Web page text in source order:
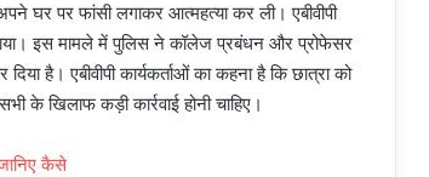
घर पर फांसी लगाकर आत्महत्या कर ली। एबीवीपी
इस मामले में पुलिस ने कॉलेज प्रबंधन और प्रोफेसर
है। एबीवीपी कार्यकर्ताओं का कहना है कि छात्रा को
के खिलाफ कड़ी कार्रवाई होनी चाहिए।
कैसे